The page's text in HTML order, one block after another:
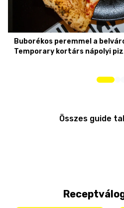
Buborékos peremmel a
Temporary kortárs nápolyi
Összes guide